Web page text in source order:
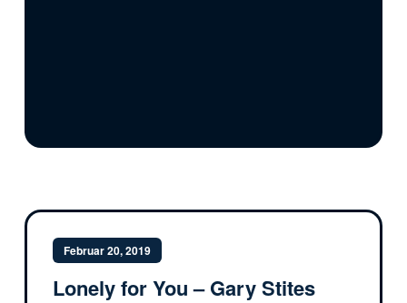
Februar 20, 2019
Lonely for You – Gary Stites